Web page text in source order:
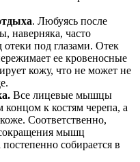
. Любуясь после
наверняка, часто
под глазами. Отек
ее кровеносные
кожу, что не может не
Все лицевые мышцы
к костям черепа, а
Соответственно,
мышц
собирается в